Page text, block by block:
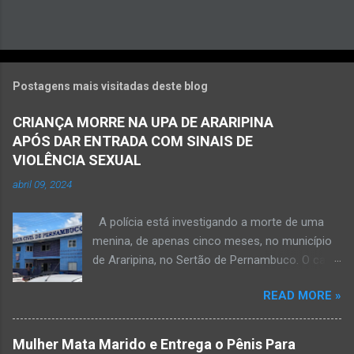
Postagens mais visitadas deste blog
CRIANÇA MORRE NA UPA DE ARARIPINA
APÓS DAR ENTRADA COM SINAIS DE
VIOLÊNCIA SEXUAL
abril 09, 2024
A polícia está investigando a morte de uma
menina, de apenas cinco meses, no município
de Araripina, no Sertão de Pernambuco. O caso
morte a esclarecer”. A PM diz que, na segunda-
feira (8), foi acionada para verificar uma
possível ocorrência de estupro de vulnerável,
READ MORE »
Mulher Mata Marido e Entrega o Pênis Para